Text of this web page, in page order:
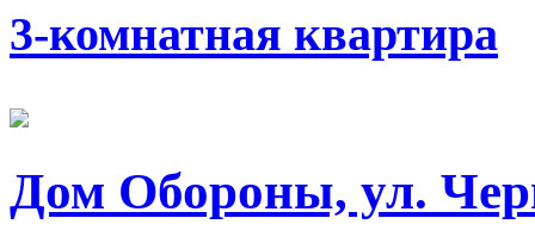
3-комнатная квартира
Дом Обороны, ул.